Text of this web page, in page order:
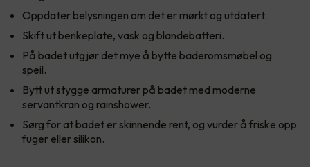
Oppdater belysningen om det er mørkt og utdatert.
Skift ut benkeplate, vask og blandebatteri.
På badet utgjør det mye å bytte baderomsmøbel og
speil.
Bytt ut stygge armaturer på badet med moderne
servantkran og rainshower.
Sørg for at badet er skinnende rent, og vurder å friske opp
fuger eller silikon.